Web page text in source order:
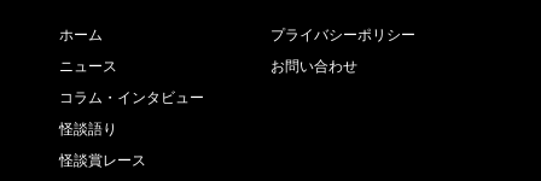
ホーム
ニュース
コラム・インタビュー
怪談語り
怪談賞レース
プライバシーポリシー
お問い合わせ